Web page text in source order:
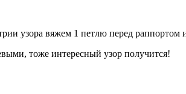
узора вяжем 1 петлю перед раппортом
тоже интересный узор получится!